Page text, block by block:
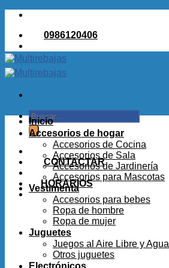
Saltar
contenido0986120406
Buscar
por:
CONTACTAR
HORARIOS
Inicio
Accesorios de hogar
Accesorios de Cocina
Accesorios de Sala
Accesorios de Jardinería
Accesorios para Mascotas
Vestimenta
Accesorios para bebes
Ropa de hombre
Ropa de mujer
Juguetes
Juegos al Aire Libre y Agua
Otros juguetes
Electrónicos